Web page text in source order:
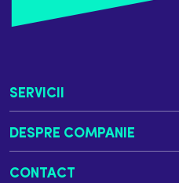
SERVICII
DESPRE COMPANIE
CONTACT